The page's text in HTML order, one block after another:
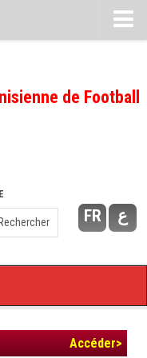
de Football
FR ع
Accéder>